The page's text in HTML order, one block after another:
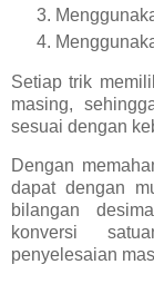
Setiap trik
masing,
sesuai dengan
Dengan
dapat dengan
bilangan
konversi
penyelesaian